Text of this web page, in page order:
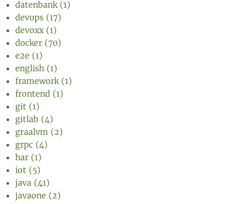
datenbank (1)
devops (17)
devoxx (1)
docker (70)
e2e (1)
english (1)
framework (1)
frontend (1)
git (1)
gitlab (4)
graalvm (2)
grpc (4)
har (1)
iot (5)
java (41)
javaone (2)